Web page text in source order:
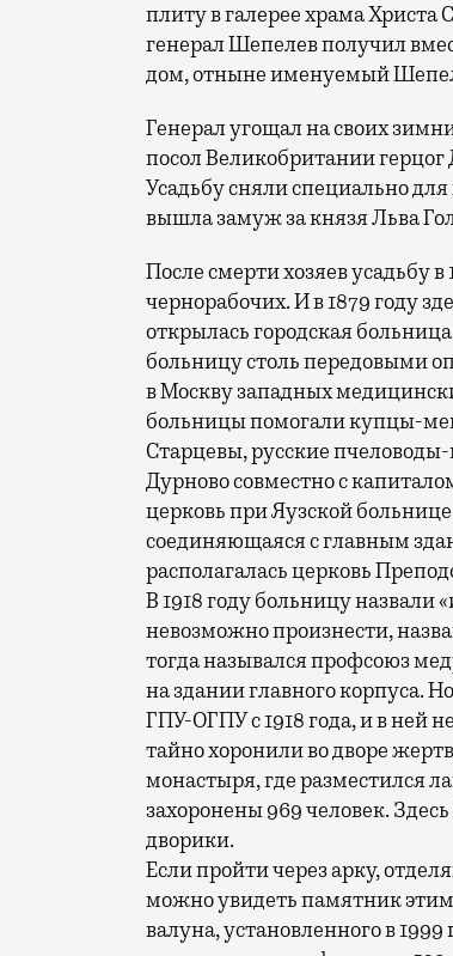
плиту в галерее храма Христа
генерал Шепелев получил
дом, отныне именуемый
Генерал угощал на своих
посол Великобритании
Усадьбу сняли специально
вышла замуж за князя Льва
После смерти хозяев усадьбу
чернорабочих. И в 1879 году
открылась городская
больницу столь передовыми
в Москву западных
больницы помогали купцы-
Старцевы, русские
Дурново совместно с
церковь при Яузской
соединяющаяся с главным
располагалась церковь
В 1918 году больницу назвали
невозможно произнести,
тогда назывался профсоюз
на здании главного корпуса.
ГПУ-ОГПУ с 1918 года, и в ней
тайно хоронили во дворе
монастыря, где разместился
захоронены 969 человек.
дворики.
Если пройти через арку,
можно увидеть памятник этим
валуна, установленного в